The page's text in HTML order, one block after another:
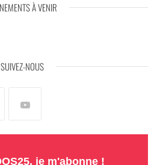
À VENIR
SUIVEZ-NOUS
je m'abonne !